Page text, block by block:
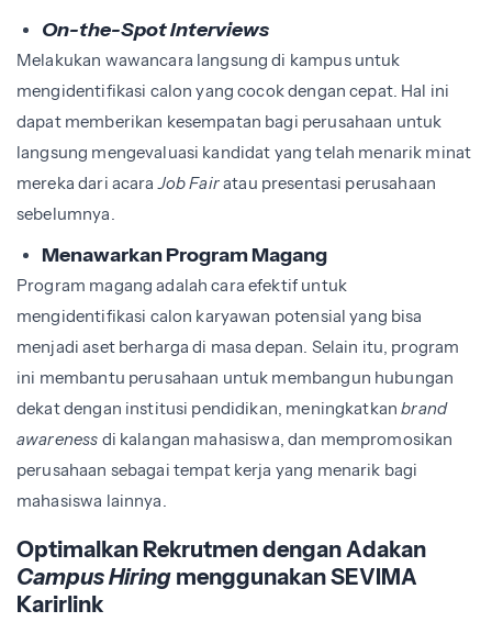
On-the-Spot Interviews
Melakukan wawancara langsung di kampus untuk
mengidentifikasi calon yang cocok dengan cepat. Hal ini
dapat memberikan kesempatan bagi perusahaan untuk
langsung mengevaluasi kandidat yang telah menarik minat
mereka dari acara Job Fairatau presentasi perusahaan
sebelumnya.
Menawarkan Program Magang
Program magang adalah cara efektif untuk
mengidentifikasi calon karyawan potensial yang bisa
menjadi aset berharga di masa depan. Selain itu, program
ini membantu perusahaan untuk membangun hubungan
dekat dengan institusi pendidikan, meningkatkanbrand
awareness di kalangan mahasiswa, dan mempromosikan
perusahaan sebagai tempat kerja yang menarik bagi
mahasiswa lainnya.
Optimalkan Rekrutmen dengan Adakan
Campus Hiring menggunakan SEVIMA
Karirlink